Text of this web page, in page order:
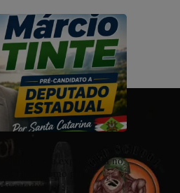
coloca experiência no
como pré-
estadual